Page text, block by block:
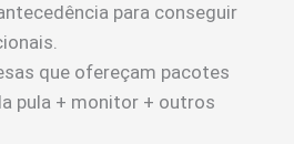
para conseguir
que ofereçam pacotes
pula + monitor + outros